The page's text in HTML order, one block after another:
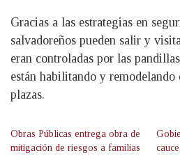
Gracias a las estrategias en
salvadoreños pueden salir y
eran controladas por las
están habilitando y remodelando
plazas.
Obras Públicas entrega obra de
mitigación de riesgos a familias